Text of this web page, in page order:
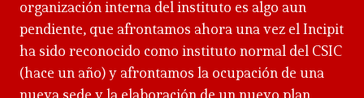
organización interna del instituto es algo aun
pendiente, que afrontamos ahora una vez el Incipit
ha sido reconocido como instituto normal del CSIC
(hace un año) y afrontamos la ocupación de una